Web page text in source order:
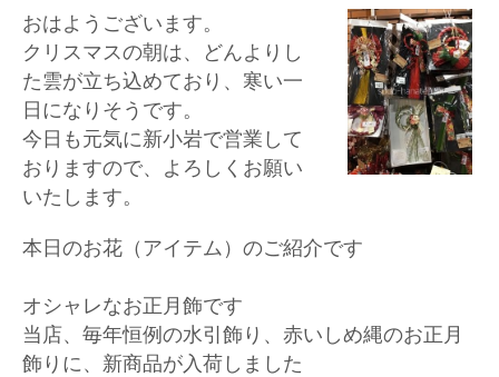
おはようございます。
クリスマスの朝は、どんよりし
た雲が立ち込めており、寒い一
日になりそうです。
今日も元気に新小岩で営業して
おりますので、よろしくお願い
いたします。
本日のお花（アイテム）のご紹介です
オシャレなお正月飾です
当店、毎年恒例の水引飾り、赤いしめ縄のお正月
飾りに、新商品が入荷しました